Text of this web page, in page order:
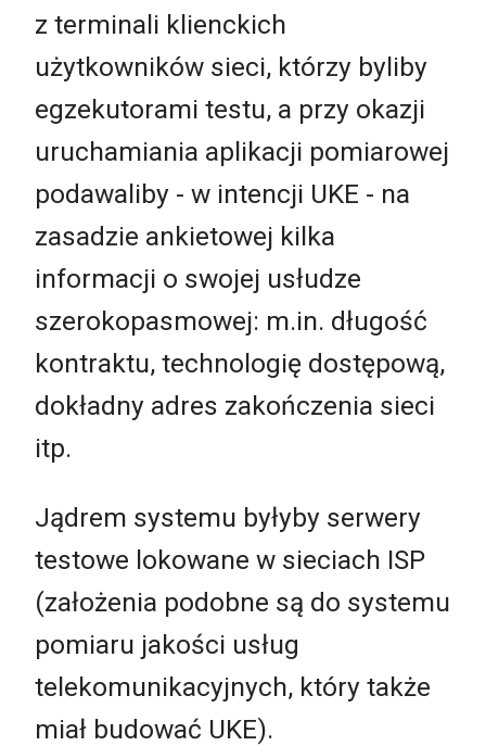
z terminali klienckich
użytkowników sieci, którzy byliby
egzekutorami testu, a przy okazji
uruchamiania aplikacji pomiarowej
podawaliby - w intencji UKE - na
zasadzie ankietowej kilka
informacji o swojej usłudze
szerokopasmowej: m.in. długość
kontraktu, technologię dostępową,
dokładny adres zakończenia sieci
itp.
Jądrem systemu byłyby serwery
testowe lokowane w sieciach ISP
(założenia podobne są do systemu
pomiaru jakości usług
telekomunikacyjnych, który także
miał budować UKE).